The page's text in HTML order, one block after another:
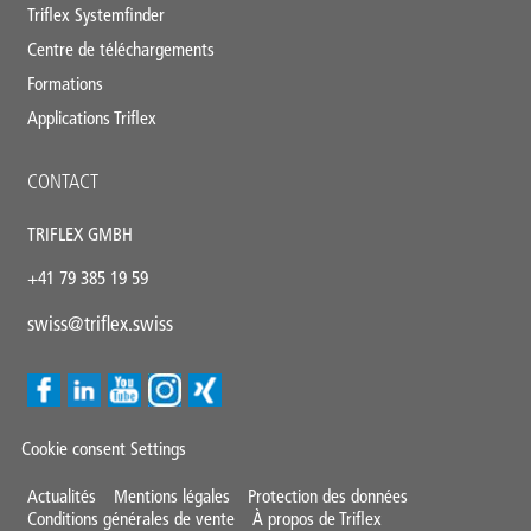
Triflex Systemfinder
Centre de téléchargements
Formations
Applications Triflex
CONTACT
TRIFLEX GMBH
+41 79 385 19 59
swiss@triflex.swiss
Cookie consent Settings
Mini
Actualités Mentions légales
Protection des données
Conditions générales de vente
À propos de Triflex